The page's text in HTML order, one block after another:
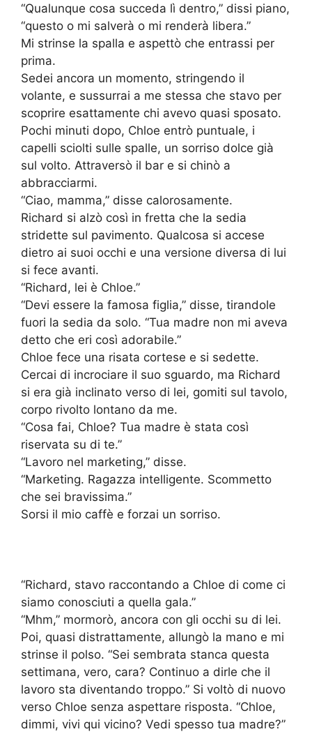
“Qualunque cosa succeda lì dentro,” dissi piano,
“questo o mi salverà o mi renderà libera.”
Mi strinse la spalla e aspettò che entrassi per
prima.
Sedei ancora un momento, stringendo il
volante, e sussurrai a me stessa che stavo per
scoprire esattamente chi avevo quasi sposato.
Pochi minuti dopo, Chloe entrò puntuale, i
capelli sciolti sulle spalle, un sorriso dolce già
sul volto. Attraversò il bar e si chinò a
abbracciarmi.
“Ciao, mamma,” disse calorosamente.
Richard si alzò così in fretta che la sedia
stridette sul pavimento. Qualcosa si accese
dietro ai suoi occhi e una versione diversa di lui
si fece avanti.
“Richard, lei è Chloe.”
“Devi essere la famosa figlia,” disse, tirandole
fuori la sedia da solo. “Tua madre non mi aveva
detto che eri così adorabile.”
Chloe fece una risata cortese e si sedette.
Cercai di incrociare il suo sguardo, ma Richard
si era già inclinato verso di lei, gomiti sul tavolo,
corpo rivolto lontano da me.
“Cosa fai, Chloe? Tua madre è stata così
riservata su di te.”
“Lavoro nel marketing,” disse.
“Marketing. Ragazza intelligente. Scommetto
che sei bravissima.”
Sorsi il mio caffè e forzai un sorriso.
“Richard, stavo raccontando a Chloe di come ci
siamo conosciuti a quella gala.”
“Mhm,” mormorò, ancora con gli occhi su di lei.
Poi, quasi distrattamente, allungò la mano e mi
strinse il polso. “Sei sembrata stanca questa
settimana, vero, cara? Continuo a dirle che il
lavoro sta diventando troppo.” Si voltò di nuovo
verso Chloe senza aspettare risposta. “Chloe,
dimmi, vivi qui vicino? Vedi spesso tua madre?”